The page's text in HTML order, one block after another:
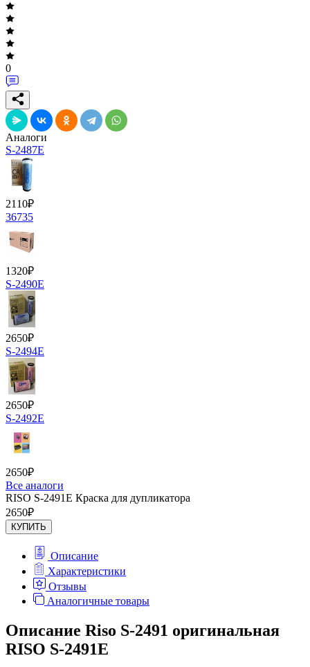
0
Аналоги
S-2487E
2110₽
36735
1320₽
S-2490E
2650₽
S-2494E
2650₽
S-2492E
2650₽
Все аналоги
RISO S-2491E Краска для дупликатора
2650₽
КУПИТЬ
Описание
Характеристики
Отзывы
Аналогичные товары
Описание Riso S-2491 оригинальная
RISO S-2491E